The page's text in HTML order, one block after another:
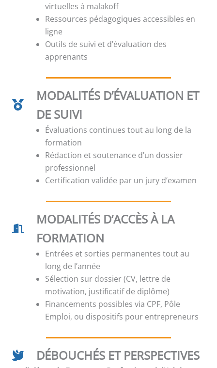
virtuelles à malakoff
Ressources pédagogiques accessibles en
ligne
Outils de suivi et d’évaluation des
apprenants
MODALITÉS D’ÉVALUATION ET
DE SUIVI
Évaluations continues tout au long de la
formation
Rédaction et soutenance d’un dossier
professionnel
Certification validée par un jury d’examen
MODALITÉS D’ACCÈS À LA
FORMATION
Entrées et sorties permanentes tout au
long de l’année
Sélection sur dossier (CV, lettre de
motivation, justificatif de diplôme)
Financements possibles via CPF, Pôle
Emploi, ou dispositifs pour entrepreneurs
DÉBOUCHÉS ET PERSPECTIVES